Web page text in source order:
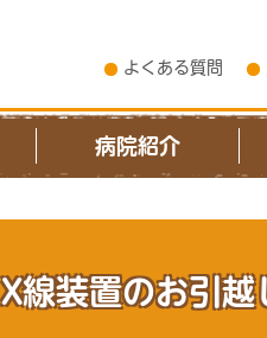
よくある質問
病院紹介
X線装置のお引越